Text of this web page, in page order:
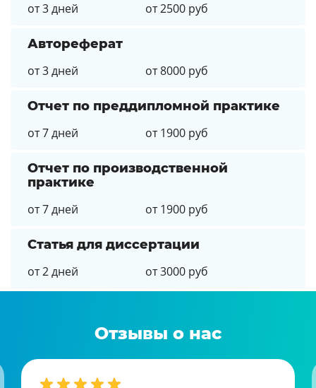
от 3 дней
от 2500 руб
Автореферат
от 3 дней
от 8000 руб
Отчет по преддипломной практике
от 7 дней
от 1900 руб
Отчет по производственной
практике
от 7 дней
от 1900 руб
Статья для диссертации
от 2 дней
от 3000 руб
Отзывы о нас